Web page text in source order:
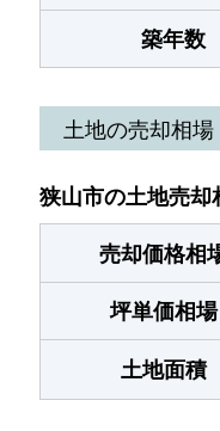
築年数
土地の売却相場
狭山市の土地売却
売却価格相
坪単価相場
土地面積